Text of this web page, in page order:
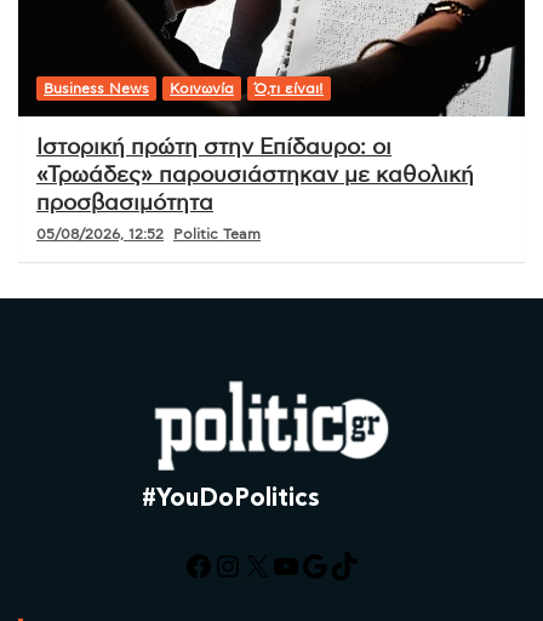
Business News Κοινωνία Ό,τι είναι!
Ιστορική πρώτη στην Επίδαυρο: οι
«Τρωάδες» παρουσιάστηκαν με καθολική
προσβασιμότητα
05/08/2026, 12:52 Politic Team
#YouDoPolitics
Facebook
Instagram
X YouTube
Google
TikTok